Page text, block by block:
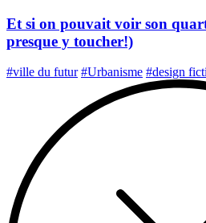
Et si on pouvait voir son
presque y toucher!)
#ville du futur #Urbanisme #design